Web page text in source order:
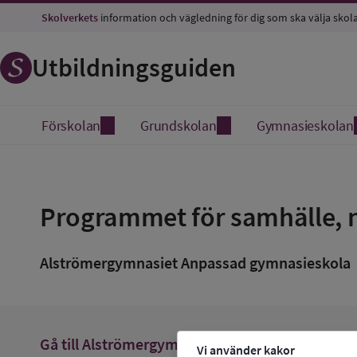
Vi använder kakor
Skolverkets information och vägledning för dig som ska välja
Utbildningsguiden
Förskolan Grundskolan Gymnasieskolan
Programmet för samhälle,
favorit
Alströmergymnasiet Anpassad gymnasieskola
Gå tillAlströmergymnasiet Anpassad